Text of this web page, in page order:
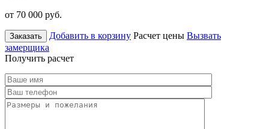
от 70 000 руб.
Заказать Добавить в корзину Расчет цены Вызвать
замерщика
Получить расчет